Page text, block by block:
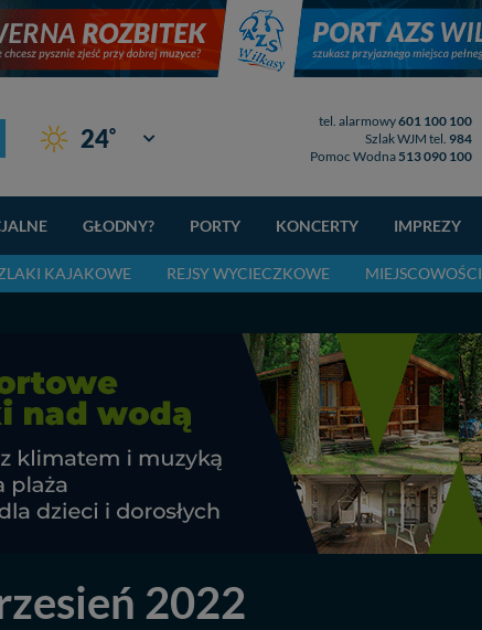
24° Giżycko
tel. alarmowy601 100 100
Szlak WJM tel. 984
Pomoc Wodna 513 090 100
GŁODNY? PORTY KONCERTY IMPREZY
KAJAKOWE REJSY WYCIECZKOWE MIEJSCOWOŚCI
2022